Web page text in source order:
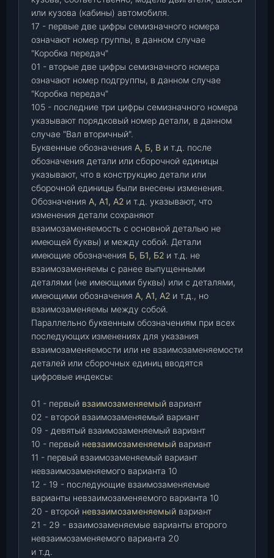
или кузова (кабины) автомобиля.
17 - первые две цифры семизначного номера
означают номер группы, в данном случае
"Коробка передач"
01 - вторые две цифры семизначного номера
означают номер подгруппы, в данном случае
"Коробка передач"
105 - последние три цифры семизначного номера
указывают порядковый номер детали, в данном
случае "Вал вторичный".
Буквенные обозначения А, Б, В и т.д. после
обозначения детали или сборочной единицы
указывают, что в конструкцию детали или
сборочной единицы были внесены изменения.
Обозначения А, А1, А2 и т.д. указывают, что
изменения детали сохраняют
взаимозаменяемость с основной деталью не
имеющей буквы) и между собой. Детали
имеющие обозначения Б, Б1, Б2 и т.д. не
взаимозаменяемы с ранее выпущенными
деталями (не имеющими буквы) или с деталями,
имеющими обозначения А, А1, А2 и т.д., но
взаимозаменяемы между собой.
Параллельно буквенным обозначениям при всех
последующих изменениях для указания
взаимозаменяемости или не взаимозаменяемости
деталей или сборочных единиц вводятся
цифровые индексы:
01 - первый взаимозаменяемый вариант
02 - второй взаимозаменяемый вариант
09 - девятый взаимозаменяемый вариант
10 - первый невзаимозаменяемый вариант
11 - первый взаимозаменяемый вариант
невзаимозаменяемого варианта 10
12 - 19 - последующие взаимозаменяемые
варианты невзаимозаменяемого варианта 10
20 - второй невзаимозаменяемый вариант
21 - 29 - взаимозаменяемые варианты второго
невзаимозаменяемого варианта 20
и т.д.